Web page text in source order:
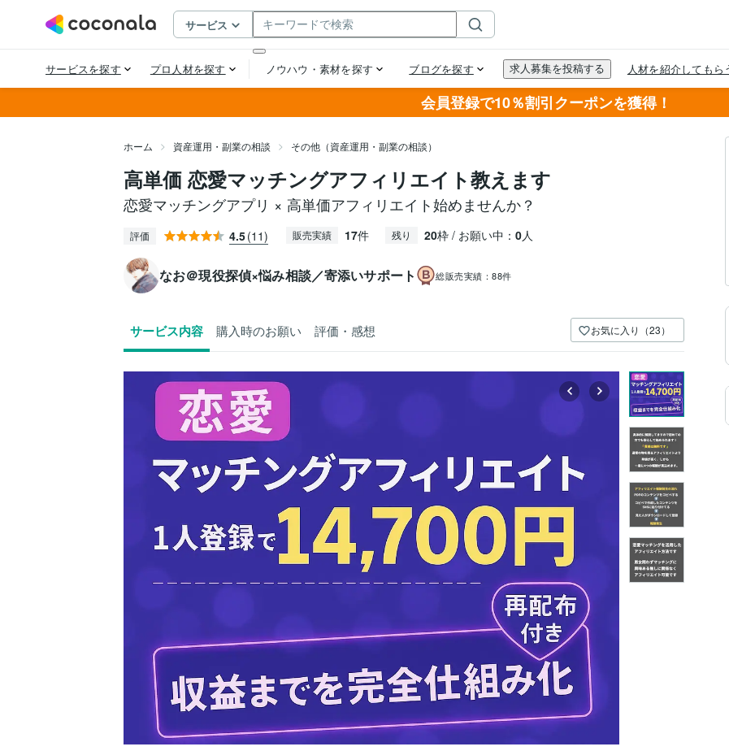
会員登録で10％割引クーポンを獲得！
ホーム 資産運用・副業の相談 その他（資産運用・副業の相談）
高単価 恋愛マッチングアフィリエイト教えます
恋愛マッチングアプリ × 高単価アフィリエイト始めませんか？
評価 4.5(11) 販売実績 17件 残り 20枠 / お願い中： 0人
なお＠現役探偵×悩み相談／寄添いサポート 総販売実績： 88件
サービス内容 購入時のお願い 評価・感想 お気に入り（23）